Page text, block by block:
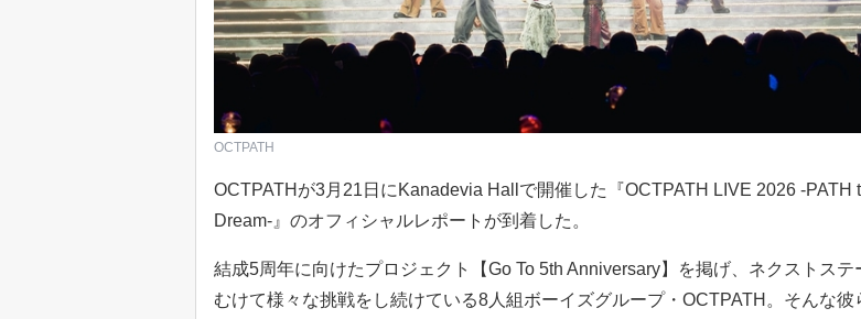
OCTPATH
OCTPATHが3月21日にKanadevia Hallで開催した『OCTPATH LIVE 2026 -PATH
Dream-』のオフィシャルレポートが到着した。
結成5周年に向けたプロジェクト【Go To 5th Anniversary】を掲げ、ネクストステ
むけて様々な挑戦をし続けている8人組ボーイズグループ・OCTPATH。そんな彼